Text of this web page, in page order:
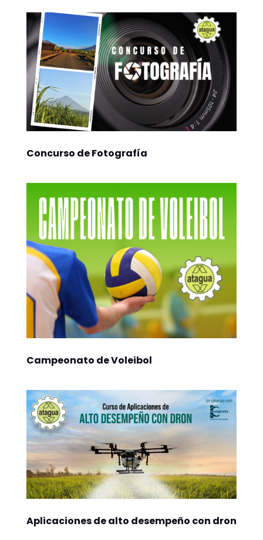
Concurso de Fotografía
Campeonato de Voleibol
Aplicaciones de alto desempeño con dron